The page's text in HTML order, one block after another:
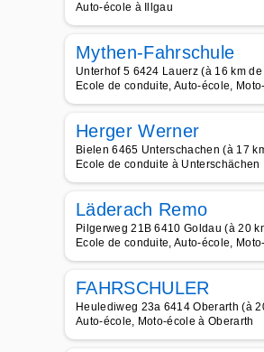
Auto-école à Illgau
Mythen-Fahrschule
Unterhof 5 6424 Lauerz (à 16 km
Ecole de conduite, Auto-école,
Herger Werner
Bielen 6465 Unterschachen (à 17
Ecole de conduite à Unterschächen
Läderach Remo
Pilgerweg 21B 6410 Goldau (à 20
Ecole de conduite, Auto-école,
FAHRSCHULER
Heulediweg 23a 6414 Oberarth (à
Auto-école, Moto-école à Oberarth